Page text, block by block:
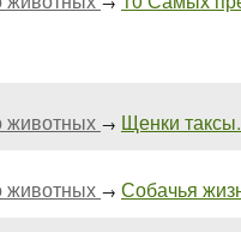
животных → Щенки
животных → Собачья